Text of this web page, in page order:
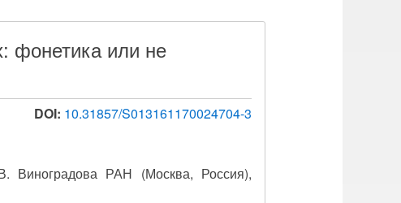
фонетика или не
DOI: 10.31857/S013161170024704-3
Виноградова РАН (Москва, Россия),